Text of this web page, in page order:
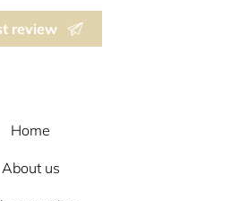
review
Home
About us